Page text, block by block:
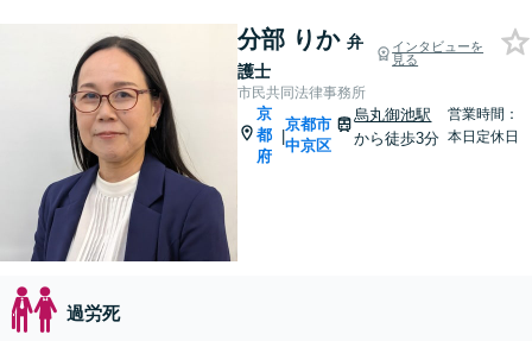
分部 りか 弁
護士
インタビューを
見る
市民共同法律事務所
京
都
府
|
京都市
中京区
烏丸御池駅
から徒歩3分
営業時間：
本日定休日
過労死